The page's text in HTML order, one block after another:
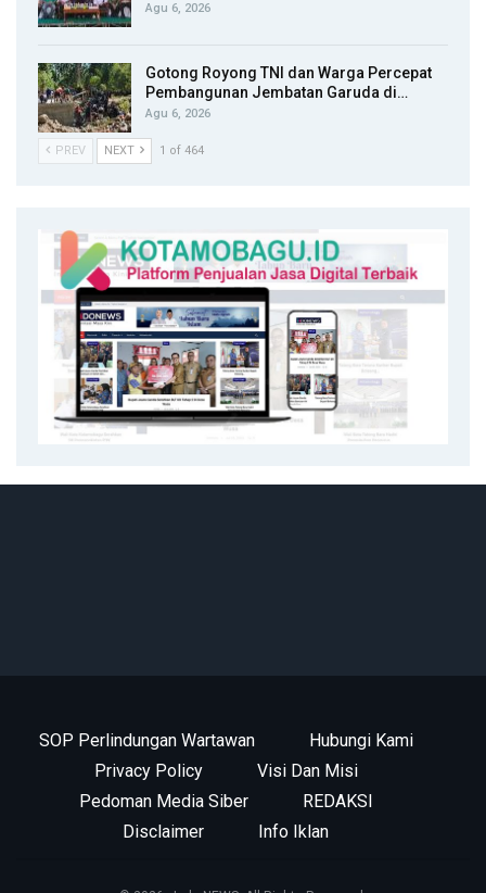
Agu 6, 2026
Gotong Royong TNI dan Warga Percepat
Pembangunan Jembatan Garuda di…
Agu 6, 2026
PREV NEXT 1 of 464
SOP Perlindungan Wartawan
Hubungi Kami
Privacy Policy
Visi Dan Misi
Pedoman Media Siber
REDAKSI
Disclaimer
Info Iklan